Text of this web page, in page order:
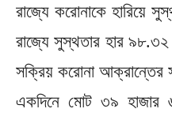
রাজ্যে করোনাকে হারিয়ে
রাজ্যে সুস্থতার হার
সক্রিয় করোনা
একদিনে মোট ৩৯ হাজার